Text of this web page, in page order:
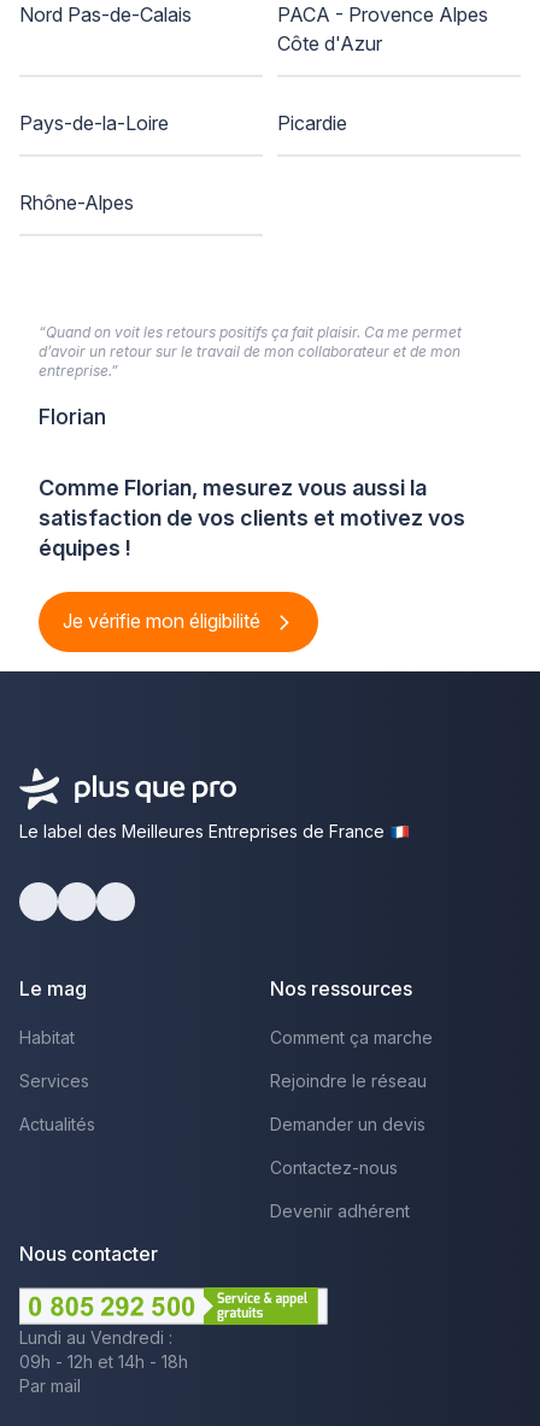
Nord Pas-de-Calais
PACA - Provence Alpes
Côte d'Azur
Pays-de-la-Loire Picardie
Rhône-Alpes
Comme Florian, mesurez vous aussi la
satisfaction de vos clients et motivez vos
équipes !
Je vérifie mon éligibilité
“Quand on voit les retours positifs ça fait plaisir. Ca me permet
d’avoir un retour sur le travail de mon collaborateur et de mon
entreprise.”
Florian
Le label des Meilleures Entreprises de France
Le mag
Habitat
Services
Actualités
Nos ressources
Comment ça marche
Rejoindre le réseau
Demander un devis
Contactez-nous
Devenir adhérent
Nous contacter
Lundi au Vendredi :
09h - 12h et 14h - 18h
Par mail